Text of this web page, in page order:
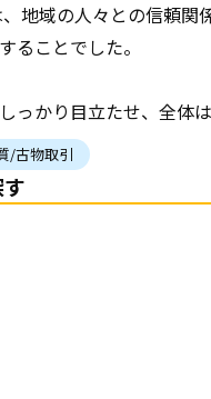
地域の人々との信頼
ることでした。
っかり目立たせ、全体
/古物取引